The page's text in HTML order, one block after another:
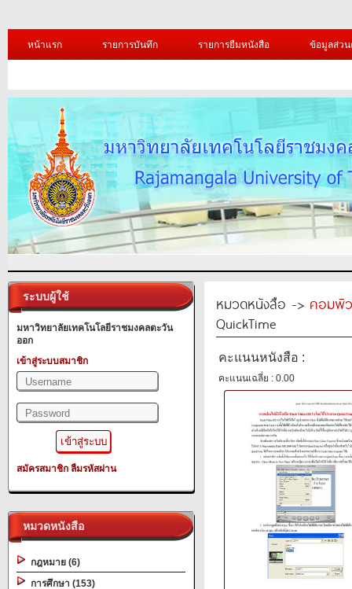
หน้าแรก รายการบันทึก รายการยืมหนังสือ ข้อมูลส่ว
ระบบผู้ใช้
มหาวิทยาลัยเทคโนโลยีราชมงคลตะวัน
ออก
เข้าสู่ระบบสมาชิก
สมัครสมาชิก ลืมรหัสผ่าน
หมวดหนังสือ
กฎหมาย (6)
การศึกษา (153)
หมวดหนังสือ -> คอมพิ
QuickTime
คะแนนหนังสือ :
คะแนนเฉลี่ย : 0.00